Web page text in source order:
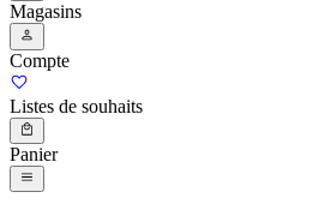
Magasins
Compte
Listes de souhaits
Panier